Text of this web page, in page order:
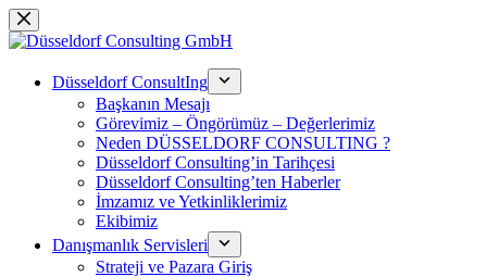
跳
过
Düsseldorf ConsultIng
Başkanın Mesajı
Görevimiz – Öngörümüz – Değerlerimiz
Neden DÜSSELDORF CONSULTING ?
Düsseldorf Consulting’in Tarihçesi
Düsseldorf Consulting’ten Haberler
İmzamız ve Yetkinliklerimiz
Ekibimiz
Danışmanlık Servisleri
Strateji ve Pazara Giriş